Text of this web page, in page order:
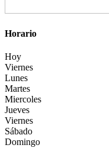
Horario
Hoy
Viernes
Lunes
Martes
Miercoles
Jueves
Viernes
Sábado
Domingo